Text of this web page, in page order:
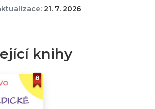
21. 7. 2026
knihy